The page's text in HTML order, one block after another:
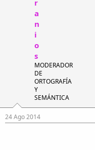
r
a
n
i
o
s
MODERADOR
DE
ORTOGRAFÍA
Y
SEMÁNTICA
24 Ago 2014